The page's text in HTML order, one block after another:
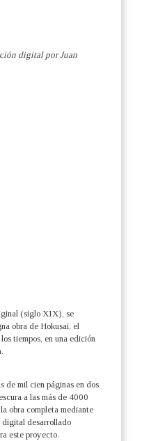
digital por Juan
(siglo XIX), se
obra de Hokusai, el
tiempos, en una edición
de mil cien páginas en dos
a las más de 4000
obra completa mediante
digital desarrollado
este proyecto.